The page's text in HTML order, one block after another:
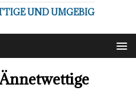
UND UMGEBIG